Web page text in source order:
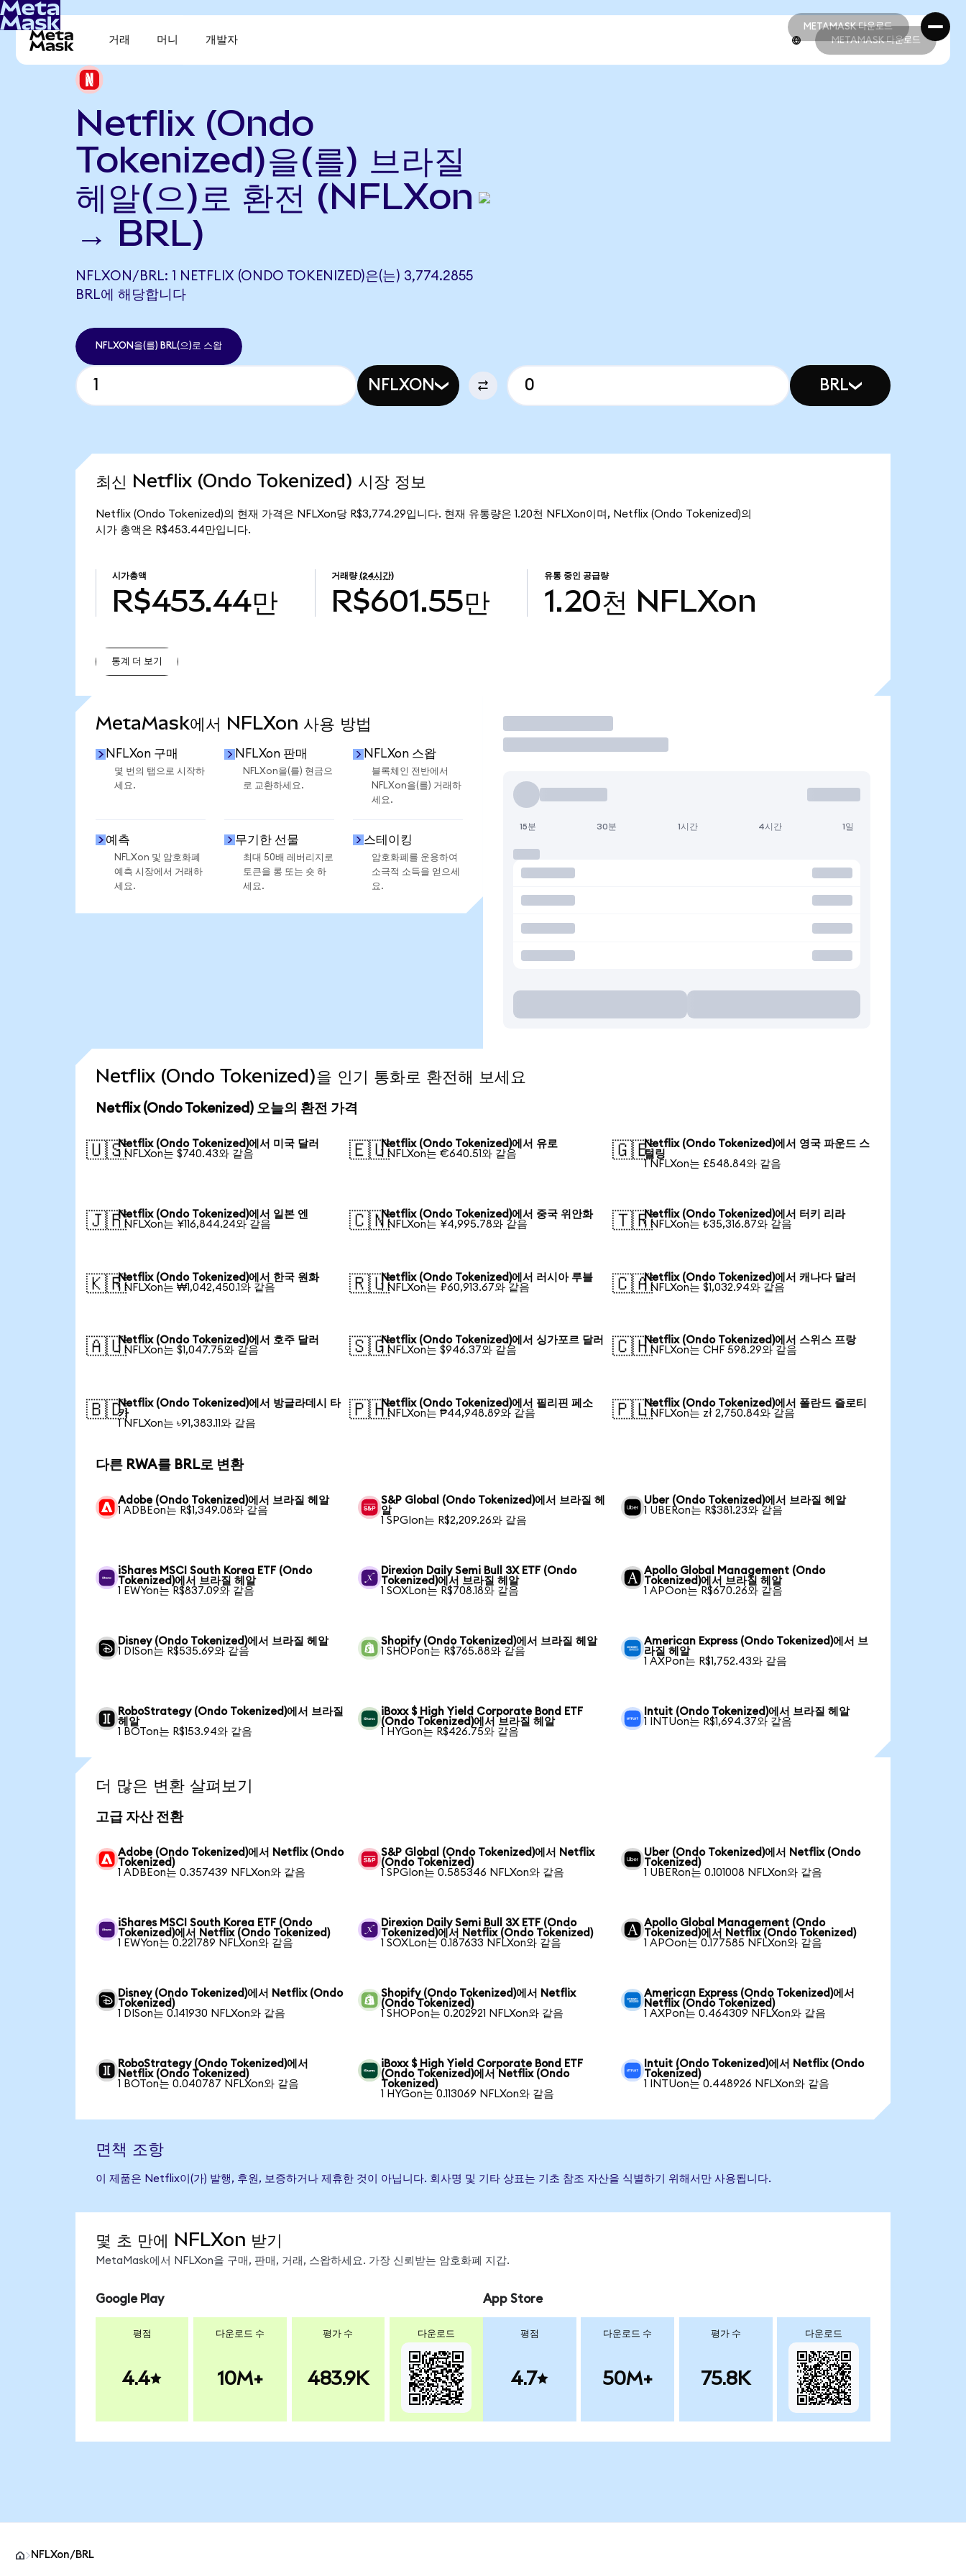
METAMASK 다운로드
METAMASK 다운로드
거래 머니 개발자 METAMASK 다운로드
Netflix (Ondo
Tokenized)을(를) 브라질
헤알(으)로 환전 (NFLXon
→ BRL)
NFLXON/BRL: 1 NETFLIX (ONDO TOKENIZED)은(는) 3,774.2855
BRL에 해당합니다
NFLXON을(를) BRL(으)로 스왑
NFLXON BRL
최신 Netflix (Ondo Tokenized) 시장 정보
Netflix (Ondo Tokenized)의 현재 가격은 NFLXon당 R$3,774.29입니다. 현재 유통량은 1.20천 NFLXon이며, Netflix (Ondo Tokenized)의
시가 총액은 R$453.44만입니다.
시가총액
R$453.44만
거래량 (24시간)
R$601.55만
유통 중인 공급량
1.20천 NFLXon
통계 더 보기
MetaMask에서 NFLXon 사용 방법
NFLXon 구매
몇 번의 탭으로 시작하
세요.
NFLXon 판매
NFLXon을(를) 현금으
로 교환하세요.
NFLXon 스왑
블록체인 전반에서
NFLXon을(를) 거래하
세요.
예측
NFLXon 및 암호화폐
예측 시장에서 거래하
세요.
무기한 선물
최대 50배 레버리지로
토큰을 롱 또는 숏 하
세요.
스테이킹
암호화폐를 운용하여
소극적 소득을 얻으세
요.
거래
15분 30분 1시간 4시간 1일
Netflix (Ondo Tokenized)을 인기 통화로 환전해 보세요
Netflix (Ondo Tokenized) 오늘의 환전 가격
🇺🇸Netflix (Ondo Tokenized)에서 미국 달러
1 NFLXon는 $740.43와 같음
🇪🇺Netflix (Ondo Tokenized)에서 유로
1 NFLXon는 €640.51와 같음
🇬🇧Netflix (Ondo Tokenized)에서 영국 파운드 스
털링
1 NFLXon는 £548.84와 같음
🇯🇵Netflix (Ondo Tokenized)에서 일본 엔
1 NFLXon는 ¥116,844.24와 같음
🇨🇳Netflix (Ondo Tokenized)에서 중국 위안화
1 NFLXon는 ¥4,995.78와 같음
🇹🇷Netflix (Ondo Tokenized)에서 터키 리라
1 NFLXon는 ₺35,316.87와 같음
🇰🇷Netflix (Ondo Tokenized)에서 한국 원화
1 NFLXon는 ₩1,042,450.1와 같음
🇷🇺Netflix (Ondo Tokenized)에서 러시아 루블
1 NFLXon는 ₽60,913.67와 같음
🇨🇦Netflix (Ondo Tokenized)에서 캐나다 달러
1 NFLXon는 $1,032.94와 같음
🇦🇺Netflix (Ondo Tokenized)에서 호주 달러
1 NFLXon는 $1,047.75와 같음
🇸🇬Netflix (Ondo Tokenized)에서 싱가포르 달러
1 NFLXon는 $946.37와 같음
🇨🇭Netflix (Ondo Tokenized)에서 스위스 프랑
1 NFLXon는 CHF 598.29와 같음
🇧🇩Netflix (Ondo Tokenized)에서 방글라데시 타
카
1 NFLXon는 ৳91,383.11와 같음
🇵🇭Netflix (Ondo Tokenized)에서 필리핀 페소
1 NFLXon는 ₱44,948.89와 같음
🇵🇱Netflix (Ondo Tokenized)에서 폴란드 즐로티
1 NFLXon는 zł 2,750.84와 같음
다른 RWA를 BRL로 변환
Adobe (Ondo Tokenized)에서 브라질 헤알
1 ADBEon는 R$1,349.08와 같음
S&P Global (Ondo Tokenized)에서 브라질 헤
알
1 SPGIon는 R$2,209.26와 같음
Uber (Ondo Tokenized)에서 브라질 헤알
1 UBERon는 R$381.23와 같음
iShares MSCI South Korea ETF (Ondo
Tokenized)에서 브라질 헤알
1 EWYon는 R$837.09와 같음
Direxion Daily Semi Bull 3X ETF (Ondo
Tokenized)에서 브라질 헤알
1 SOXLon는 R$708.18와 같음
Apollo Global Management (Ondo
Tokenized)에서 브라질 헤알
1 APOon는 R$670.26와 같음
Disney (Ondo Tokenized)에서 브라질 헤알
1 DISon는 R$535.69와 같음
Shopify (Ondo Tokenized)에서 브라질 헤알
1 SHOPon는 R$765.88와 같음
American Express (Ondo Tokenized)에서 브
라질 헤알
1 AXPon는 R$1,752.43와 같음
RoboStrategy (Ondo Tokenized)에서 브라질
헤알
1 BOTon는 R$153.94와 같음
iBoxx $ High Yield Corporate Bond ETF
(Ondo Tokenized)에서 브라질 헤알
1 HYGon는 R$426.75와 같음
Intuit (Ondo Tokenized)에서 브라질 헤알
1 INTUon는 R$1,694.37와 같음
더 많은 변환 살펴보기
고급 자산 전환
Adobe (Ondo Tokenized)에서 Netflix (Ondo
Tokenized)
1 ADBEon는 0.357439 NFLXon와 같음
S&P Global (Ondo Tokenized)에서 Netflix
(Ondo Tokenized)
1 SPGIon는 0.585346 NFLXon와 같음
Uber (Ondo Tokenized)에서 Netflix (Ondo
Tokenized)
1 UBERon는 0.101008 NFLXon와 같음
iShares MSCI South Korea ETF (Ondo
Tokenized)에서 Netflix (Ondo Tokenized)
1 EWYon는 0.221789 NFLXon와 같음
Direxion Daily Semi Bull 3X ETF (Ondo
Tokenized)에서 Netflix (Ondo Tokenized)
1 SOXLon는 0.187633 NFLXon와 같음
Apollo Global Management (Ondo
Tokenized)에서 Netflix (Ondo Tokenized)
1 APOon는 0.177585 NFLXon와 같음
Disney (Ondo Tokenized)에서 Netflix (Ondo
Tokenized)
1 DISon는 0.141930 NFLXon와 같음
Shopify (Ondo Tokenized)에서 Netflix
(Ondo Tokenized)
1 SHOPon는 0.202921 NFLXon와 같음
American Express (Ondo Tokenized)에서
Netflix (Ondo Tokenized)
1 AXPon는 0.464309 NFLXon와 같음
RoboStrategy (Ondo Tokenized)에서
Netflix (Ondo Tokenized)
1 BOTon는 0.040787 NFLXon와 같음
iBoxx $ High Yield Corporate Bond ETF
(Ondo Tokenized)에서 Netflix (Ondo
Tokenized)
1 HYGon는 0.113069 NFLXon와 같음
Intuit (Ondo Tokenized)에서 Netflix (Ondo
Tokenized)
1 INTUon는 0.448926 NFLXon와 같음
면책 조항
이 제품은 Netflix이(가) 발행, 후원, 보증하거나 제휴한 것이 아닙니다. 회사명 및 기타 상표는 기초 참조 자산을 식별하기 위해서만 사용됩니다.
몇 초 만에 NFLXon 받기
MetaMask에서 NFLXon을 구매, 판매, 거래, 스왑하세요. 가장 신뢰받는 암호화폐 지갑.
Google Play
평점
4.4
다운로드 수
10M+
평가 수
483.9K
다운로드
App Store
평점
4.7
다운로드 수
50M+
평가 수
75.8K
다운로드
NFLXon/BRL